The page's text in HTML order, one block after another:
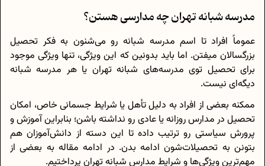
مدرسه شبانه تهران چه مدارسی هستن؟
عموماً افراد تا اسم مدرسه شبانه رو می‌شنون به فکر تحصیل
بزرگسالان میفتن. اما باید بدونین که این ویژگی، تنها ویژگی موجود
برای تحصیل توی مدرسه‌های شبانه تهران یا هر مدرسه شبانه
دیگه‌ای نیست.
ممکنه بعضی از افراد به دلیل تأهل یا شرایط جسمانی خاص، امکان
تحصیل در مدارس روزانه یا عادی رو نداشته باشن؛ بنابراین آموزش و
پرورش سیاستی رو ترتیب داده تا این دسته از دانش‌آموزان هم
بتونن به تحصیلات‌شون ادامه بدن. در ادامه مقاله به بعضی از
مهم‌ترین ویژگی‌ها و شرایط مدارس شبانه تهران پرداختیم.